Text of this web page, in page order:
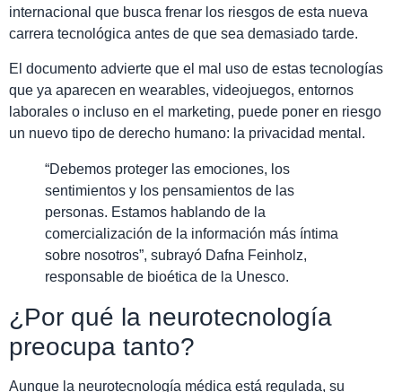
internacional que busca frenar los riesgos de esta nueva
carrera tecnológica antes de que sea demasiado tarde.
El documento advierte que el mal uso de estas tecnologías
que ya aparecen en wearables, videojuegos, entornos
laborales o incluso en el marketing, puede poner en riesgo
un nuevo tipo de derecho humano: la privacidad mental.
“Debemos proteger las emociones, los
sentimientos y los pensamientos de las
personas. Estamos hablando de la
comercialización de la información más íntima
sobre nosotros”, subrayó Dafna Feinholz,
responsable de bioética de la Unesco.
¿Por qué la neurotecnología
preocupa tanto?
Aunque la neurotecnología médica está regulada, su